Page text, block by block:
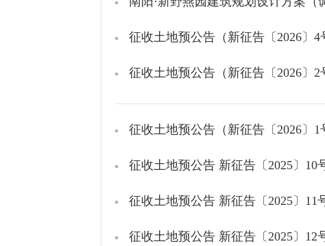
征收土地预公告（新征告〔2026〕4
征收土地预公告（新征告〔2026〕2
征收土地预公告（新征告〔2026〕1
征收土地预公告 新征告〔2025〕10
征收土地预公告 新征告〔2025〕11
征收土地预公告 新征告〔2025〕12